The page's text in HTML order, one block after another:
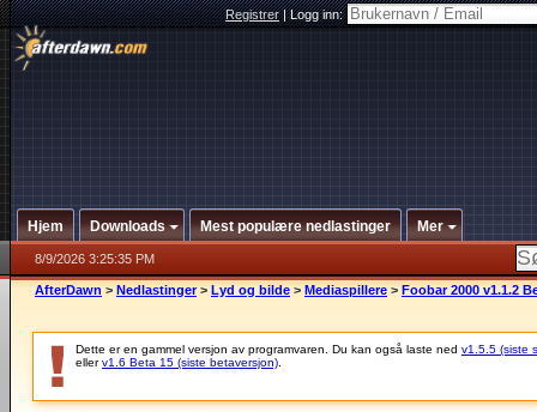
Registrer|Logg inn:
Hjem Downloads Mest populære nedlastinger Mer
8/9/2026 3:25:35 PM
AfterDawn > Nedlastinger > Lyd og bilde > Mediaspillere > Foobar 2000 v1.1.2
Dette er en gammel versjon av programvaren. Du kan også laste ned v1.5.5 (siste
ellerv1.6 Beta 15 (siste betaversjon)